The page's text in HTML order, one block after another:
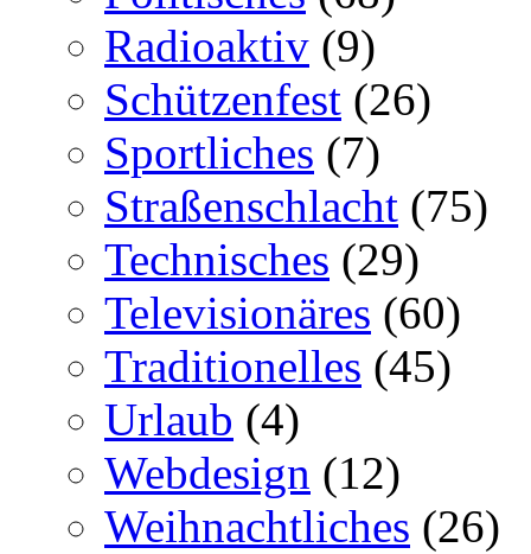
Radioaktiv (9)
Schützenfest (26)
Sportliches (7)
Straßenschlacht (75)
Technisches (29)
Televisionäres (60)
Traditionelles (45)
Urlaub (4)
Webdesign (12)
Weihnachtliches (26)